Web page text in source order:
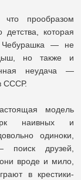
что прообразом
которая
Чебурашка — не
но также и
неудача —
СССР.
модель
наивных и
одиноки,
друзей,
вроде и мило,
в крестики-